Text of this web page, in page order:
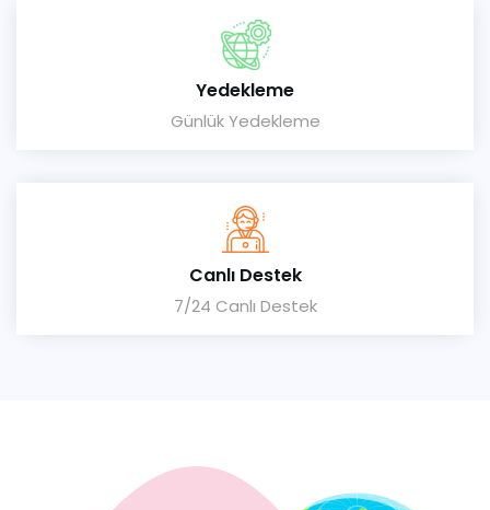
Yedekleme
Günlük Yedekleme
Canlı Destek
7/24 Canlı Destek